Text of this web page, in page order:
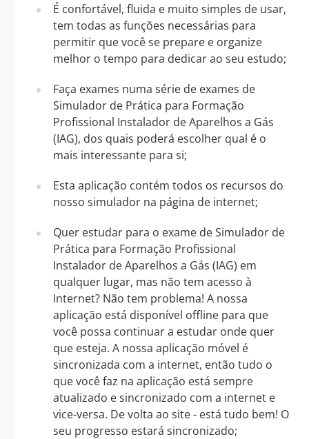
É confortável, fluida e muito simples de usar,
tem todas as funções necessárias para
permitir que você se prepare e organize
melhor o tempo para dedicar ao seu estudo;
Faça exames numa série de exames de
Simulador de Prática para Formação
Profissional Instalador de Aparelhos a Gás
(IAG), dos quais poderá escolher qual é o
mais interessante para si;
Esta aplicação contém todos os recursos do
nosso simulador na página de internet;
Quer estudar para o exame de Simulador de
Prática para Formação Profissional
Instalador de Aparelhos a Gás (IAG) em
qualquer lugar, mas não tem acesso à
Internet? Não tem problema! A nossa
aplicação está disponível offline para que
você possa continuar a estudar onde quer
que esteja. A nossa aplicação móvel é
sincronizada com a internet, então tudo o
que você faz na aplicação está sempre
atualizado e sincronizado com a internet e
vice-versa. De volta ao site - está tudo bem! O
seu progresso estará sincronizado;